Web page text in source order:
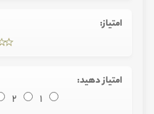
امتیاز:
امتیاز دهید:
1
2